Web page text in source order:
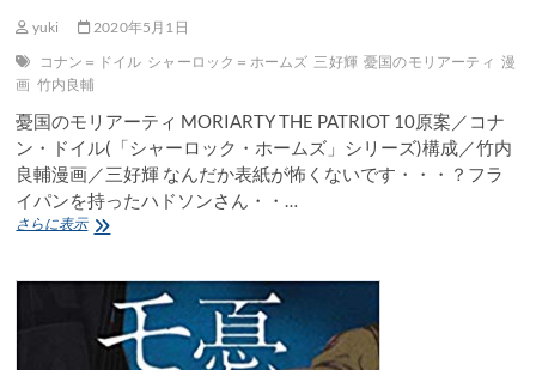
ー
ズ」
シ
リ
ー
ズ)
構
成
／
漫
yuki
2020年5月1日
コナン＝ドイル シャーロック＝ホームズ 三好輝 憂国のモリアーティ 漫
画 竹内良輔
憂国のモリアーティ MORIARTY THE PATRIOT 10原案／コナ
ン・ドイル(「シャーロック・ホームズ」シリーズ)構成／竹内
良輔漫画／三好輝 なんだか表紙が怖くないです・・・？フラ
イパンを持ったハドソンさん・・…
さらに表示憂
モ
ア